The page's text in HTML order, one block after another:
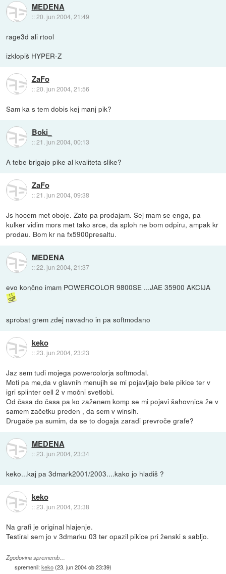
MEDENA
::20. jun 2004, 21:49
rage3d ali rtool
izklopiš HYPER-Z
ZaFo
::20. jun 2004, 21:56
Sam ka s tem dobis kej manj pik?
Boki_
::21. jun 2004, 00:13
A tebe brigajo pike al kvaliteta slike?
ZaFo
::21. jun 2004, 09:38
Js hocem met oboje. Zato pa prodajam. Sej mam se enga, pa
kulker vidim mors met tako srce, da sploh ne bom odpiru, ampak kr
prodau. Bom kr na fx5900presaltu.
MEDENA
::22. jun 2004, 21:37
evo končno imam POWERCOLOR 9800SE ...JAE 35900 AKCIJA
sprobat grem zdej navadno in pa softmodano
keko
::23. jun 2004, 23:23
Jaz sem tudi mojega powercolorja softmodal.
Moti pa me,da v glavnih menujih se mi pojavljajo bele pikice ter v
igri splinter cell 2 v močni svetlobi.
Od časa do časa pa ko zaženem komp se mi pojavi šahovnica že v
samem začetku preden , da sem v winsih.
Drugače pa sumim, da se to dogaja zaradi prevroče grafe?
MEDENA
::23. jun 2004, 23:34
keko...kaj pa 3dmark2001/2003....kako jo hladiš ?
keko
::23. jun 2004, 23:38
Na grafi je original hlajenje.
Testiral sem jo v 3dmarku 03 ter opazil pikice pri ženski s sabljo.
Zgodovina sprememb…
spremenil:keko(23. jun 2004 ob 23:39)